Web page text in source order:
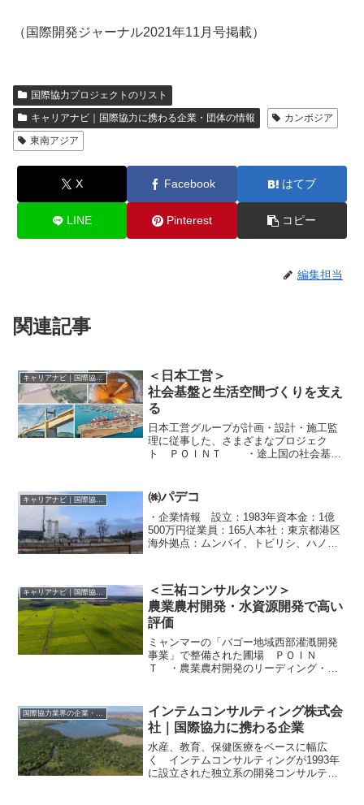
（国際開発ジャーナル2021年11月号掲載）
国際協力プロジェクトのリスト
キャリアナビ｜国際協力に携わる企業・団体の情報
カンボジア
東南アジア
X Facebook はてブ
LINE Pinterest コピー
編集担当
関連記事
キャリアナビ｜国際協力に携わる企業・団体の情報
＜日本工営＞
社会基盤と生活空間づくりを支え
る
日本工営グループが計画・設計・施工監
理に従事した、さまざまなプロジェク
ト ＰＯＩＮＴ ・途上国の社会基盤
る 日本を代表する開発コンサルティン
グ企業である日本工...
㈱パデコ
・企業情報 設立：1983年資本金：1億
500万円従業員：165人本社：東京都港区
海外拠点：ムンバイ、トビリシ、ハノ
都市開発、ICT、インフラ、資源・エネル
ギー、水と衛...
＜三祐コンサルタンツ＞
農業農村開発・水資源開発で高い
評価
ミャンマーの「バゴー地域西部灌漑開発
事業」で整備された圃場 ＰＯＩＮ
Ｔ ・農業農村開発のリーディング・カ
祐コンサルタンツの社名は、「『天地の
お力』『人様のお力』『自身の...
国際協力業界の企業・団体情報
インテムコンサルティング株式会
社｜国際協力に携わる企業
水産、教育、保健医療をベースに幅広
く インテムコンサルティングが1993年
に設立された独立系の開発コンサルティ